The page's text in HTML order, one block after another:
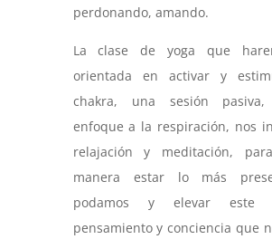
perdonando, amando.
La clase de yoga que
orientada en activar y
chakra, una sesión
enfoque a la respiración, nos
relajación y meditación,
manera estar lo más
podamos y elevar este
pensamiento y conciencia que